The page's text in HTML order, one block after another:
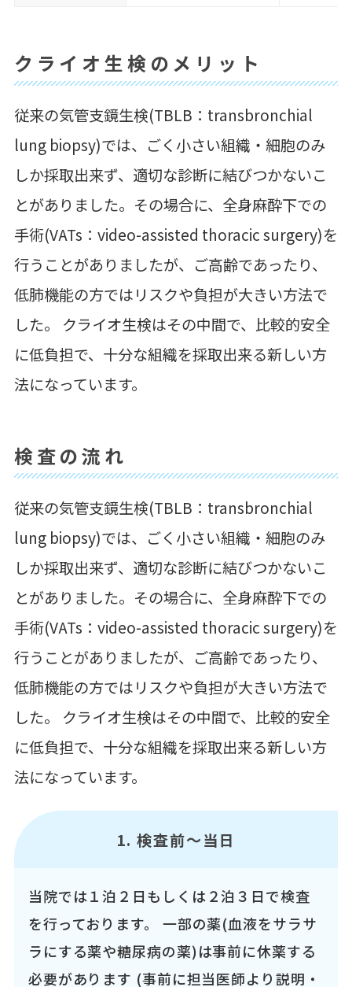
クライオ生検のメリット
従来の気管支鏡生検(TBLB：transbronchial
lung biopsy)では、ごく小さい組織・細胞のみ
しか採取出来ず、適切な診断に結びつかないこ
とがありました。その場合に、全身麻酔下での
手術(VATs：video-assisted thoracic surgery)を
行うことがありましたが、ご高齢であったり、
低肺機能の方ではリスクや負担が大きい方法で
した。 クライオ生検はその中間で、比較的安全
に低負担で、十分な組織を採取出来る新しい方
法になっています。
検査の流れ
従来の気管支鏡生検(TBLB：transbronchial
lung biopsy)では、ごく小さい組織・細胞のみ
しか採取出来ず、適切な診断に結びつかないこ
とがありました。その場合に、全身麻酔下での
手術(VATs：video-assisted thoracic surgery)を
行うことがありましたが、ご高齢であったり、
低肺機能の方ではリスクや負担が大きい方法で
した。 クライオ生検はその中間で、比較的安全
に低負担で、十分な組織を採取出来る新しい方
法になっています。
1. 検査前～当日
当院では１泊２日もしくは２泊３日で検査
を行っております。 一部の薬(血液をサラサ
ラにする薬や糖尿病の薬)は事前に休薬する
必要があります (事前に担当医師より説明・